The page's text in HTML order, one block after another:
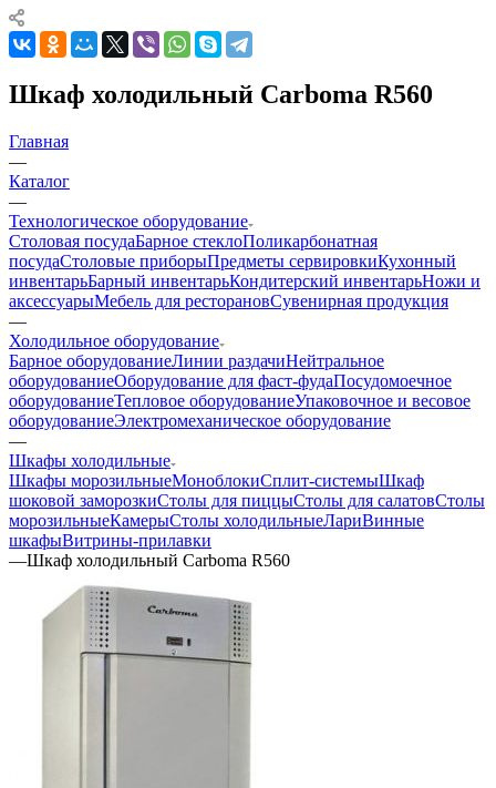
Шкаф холодильный Сarboma R560
Главная
—
Каталог
—
Технологическое оборудование
Столовая посудаБарное стеклоПоликарбонатная
посудаСтоловые приборыПредметы сервировкиКухонный
инвентарьБарный инвентарьКондитерский инвентарьНожи и
аксессуарыМебель для ресторановСувенирная продукция
—
Холодильное оборудование
Барное оборудованиеЛинии раздачиНейтральное
оборудованиеОборудование для фаст-фудаПосудомоечное
оборудованиеТепловое оборудованиеУпаковочное и весовое
оборудованиеЭлектромеханическое оборудование
—
Шкафы холодильные
Шкафы морозильныеМоноблокиСплит-системыШкаф
шоковой заморозкиСтолы для пиццыСтолы для салатовСтолы
морозильныеКамерыСтолы холодильныеЛариВинные
шкафыВитрины-прилавки
—Шкаф холодильный Сarboma R560